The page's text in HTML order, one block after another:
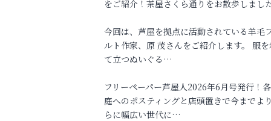
をご紹介！茶屋さくら通りをお散歩しまし
今回は、芦屋を拠点に活動されている羊毛
ルト作家、原 茂さんをご紹介します。 服を
て立つぬいぐる…
フリーペーパー芦屋人2026年6月号発行！
庭へのポスティングと店頭置きで今までよ
らに幅広い世代に…